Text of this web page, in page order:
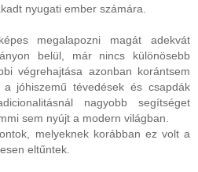
nyugati ember számára.
megalapozni magát adekvát
belül, már nincs különösebb
végrehajtása azonban korántsem
jóhiszemű tévedések és csapdák
nagyobb segítséget
sem nyújt a modern világban.
melyeknek korábban ez volt a
eltűntek.